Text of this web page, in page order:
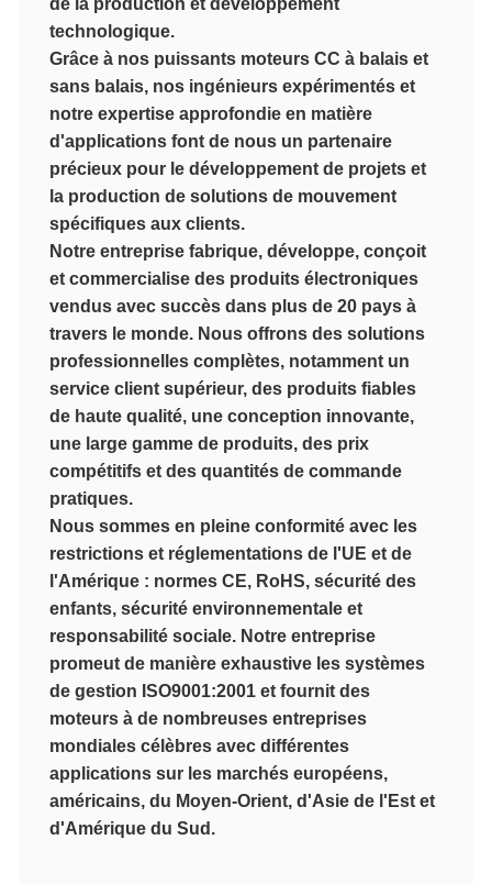
de la production et développement
technologique.
Grâce à nos puissants moteurs CC à balais et
sans balais, nos ingénieurs expérimentés et
notre expertise approfondie en matière
d'applications font de nous un partenaire
précieux pour le développement de projets et
la production de solutions de mouvement
spécifiques aux clients.
Notre entreprise fabrique, développe, conçoit
et commercialise des produits électroniques
vendus avec succès dans plus de 20 pays à
travers le monde. Nous offrons des solutions
professionnelles complètes, notamment un
service client supérieur, des produits fiables
de haute qualité, une conception innovante,
une large gamme de produits, des prix
compétitifs et des quantités de commande
pratiques.
Nous sommes en pleine conformité avec les
restrictions et réglementations de l'UE et de
l'Amérique : normes CE, RoHS, sécurité des
enfants, sécurité environnementale et
responsabilité sociale. Notre entreprise
promeut de manière exhaustive les systèmes
de gestion ISO9001:2001 et fournit des
moteurs à de nombreuses entreprises
mondiales célèbres avec différentes
applications sur les marchés européens,
américains, du Moyen-Orient, d'Asie de l'Est et
d'Amérique du Sud.